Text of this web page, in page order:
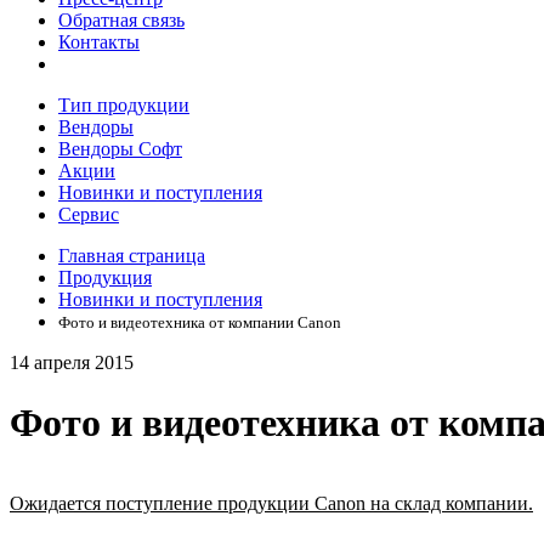
Обратная связь
Контакты
Тип продукции
Вендоры
Вендоры Софт
Акции
Новинки и поступления
Сервис
Главная страница
Продукция
Новинки и поступления
Фото и видеотехника от компании Canon
14 апреля 2015
Фото и видеотехника от
Ожидается поступление продукции Canon на склад компании.